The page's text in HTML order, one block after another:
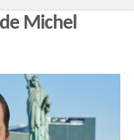
Michel